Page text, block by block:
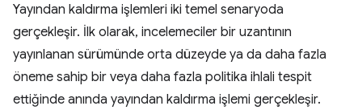
Yayından kaldırma işlemleri iki temel senaryoda
gerçekleşir. İlk olarak, incelemeciler bir uzantının
yayınlanan sürümünde orta düzeyde ya da daha fazla
öneme sahip bir veya daha fazla politika ihlali tespit
ettiğinde anında yayından kaldırma işlemi gerçekleşir.